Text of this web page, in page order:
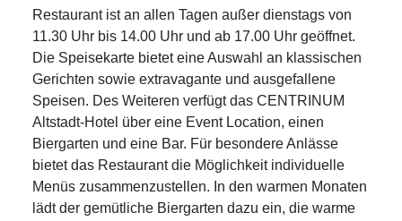
Restaurant ist an allen Tagen außer dienstags von
11.30 Uhr bis 14.00 Uhr und ab 17.00 Uhr geöffnet.
Die Speisekarte bietet eine Auswahl an klassischen
Gerichten sowie extravagante und ausgefallene
Speisen. Des Weiteren verfügt das CENTRINUM
Altstadt-Hotel über eine Event Location, einen
Biergarten und eine Bar. Für besondere Anlässe
bietet das Restaurant die Möglichkeit individuelle
Menüs zusammenzustellen. In den warmen Monaten
lädt der gemütliche Biergarten dazu ein, die warme